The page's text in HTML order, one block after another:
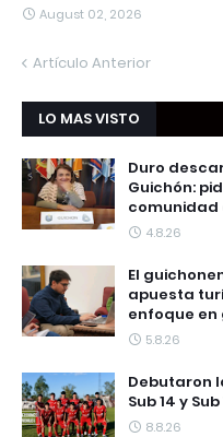
August 02, 2026
Artículo Anterior
LO MAS VISTO
Duro
Guichón:
comunidad
4.8.26
El
apuesta
enfoque
5.8.26
Debutaron
Sub 14 y Sub
8.8.26